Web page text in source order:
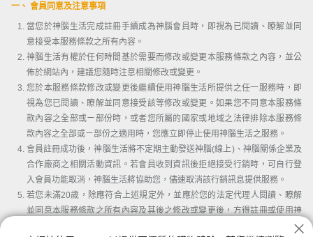
一、 會員同意及注意事項
當您於神腦生活完成註冊手續成為神腦會員時，即視為已閱讀、瞭解並同
意接受本服務條款之所有內容。
神腦生活有權於任何時間基於需要而修改或變更本服務條款之內容，並公
佈於網站內，建議您隨時注意相關修改或變更。
您於本服務條款修改或變更後繼續使用神腦生活所提供之任一服務時，即
視為您已閱讀、瞭解並同意接受該等修改或變更。如果您不同意本服務條
款內容之全部或ㄧ部份時，或者您所屬的國家或地域之法律排除本服務條
款內容之全部或ㄧ部份之適用時，您應立即停止使用神腦生活之服務。
會員註冊成功後，神腦生活將不定期主動發送神腦(線上)、神腦關係企業及
合作廠商之相關活動資訊。若會員收到資訊後拒絕接受行銷時，可自行登
入會員功能取消，神腦生活將協助您，儘速取消該行銷訊息提供服務。
若您未滿20歲，除應符合上述規定外，並應於您的法定代理人閱讀、瞭解
並同意本服務條款之所有內容及其後之修改或變更後，方得註冊或使用神
腦生活。當您使用或繼續使用神腦生活所提供之任一服務時，即推定您的